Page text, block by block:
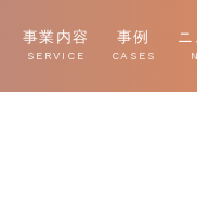
事業内容
SERVICE
事例
CASES